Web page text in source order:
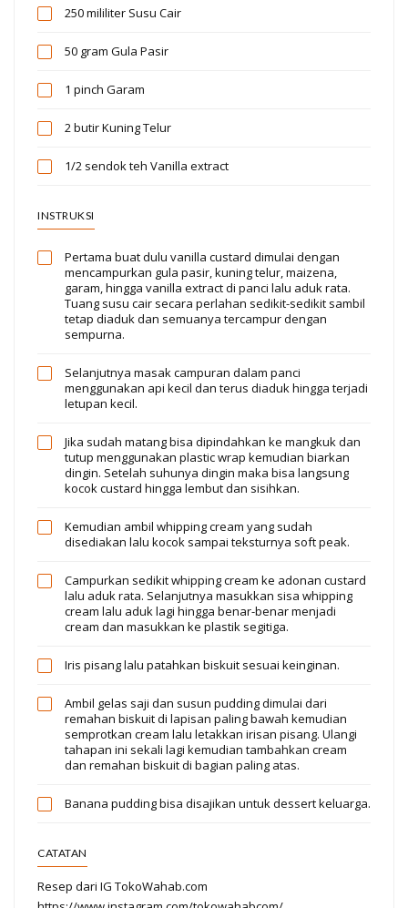
250 mililiter Susu Cair
50 gram Gula Pasir
1 pinch Garam
2 butirKuning Telur
1/2 sendok teh Vanilla extract
INSTRUKSI
Pertama buat dulu vanilla custard dimulai dengan
mencampurkan gula pasir, kuning telur, maizena,
garam, hingga vanilla extract di panci lalu aduk rata.
Tuang susu cair secara perlahan sedikit-sedikit sambil
tetap diaduk dan semuanya tercampur dengan
sempurna.
Selanjutnya masak campuran dalam panci
menggunakan api kecil dan terus diaduk hingga terjadi
letupan kecil.
Jika sudah matang bisa dipindahkan ke mangkuk dan
tutup menggunakan plastic wrap kemudian biarkan
dingin. Setelah suhunya dingin maka bisa langsung
kocok custard hingga lembut dan sisihkan.
Kemudian ambil whipping cream yang sudah
disediakan lalu kocok sampai teksturnya soft peak.
Campurkan sedikit whipping cream ke adonan custard
lalu aduk rata. Selanjutnya masukkan sisa whipping
cream lalu aduk lagi hingga benar-benar menjadi
cream dan masukkan ke plastik segitiga.
Iris pisang lalu patahkan biskuit sesuai keinginan.
Ambil gelas saji dan susun pudding dimulai dari
remahan biskuit di lapisan paling bawah kemudian
semprotkan cream lalu letakkan irisan pisang. Ulangi
tahapan ini sekali lagi kemudian tambahkan cream
dan remahan biskuit di bagian paling atas.
Banana pudding bisa disajikan untuk dessert keluarga.
CATATAN
Resep dari IG TokoWahab.com